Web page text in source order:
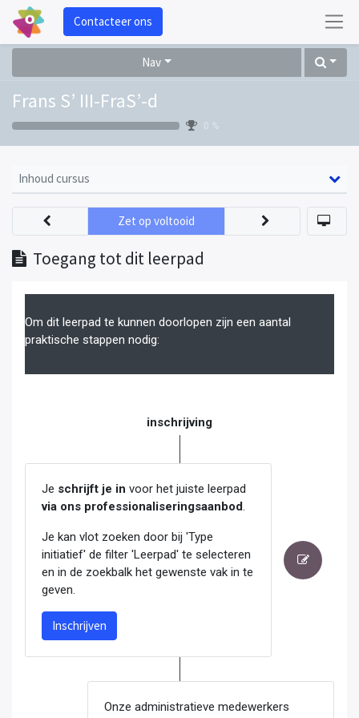
Contacteer ons
Nav
Frans S’ III-FraS’-d
0 %
Inhoud cursus
Toegang tot dit leerpad
Zet op voltooid
Om dit leerpad te kunnen doorlopen zijn een aantal
praktische stappen nodig:
inschrijving
Je schrijft je in voor het juiste leerpad
via ons professionaliseringsaanbod
Je kan vlot zoeken door bij 'Type
initiatief' de filter 'Leerpad' te selecteren
en in de zoekbalk het gewenste vak in te
geven.
Inschrijven
Onze administratieve medewerkers